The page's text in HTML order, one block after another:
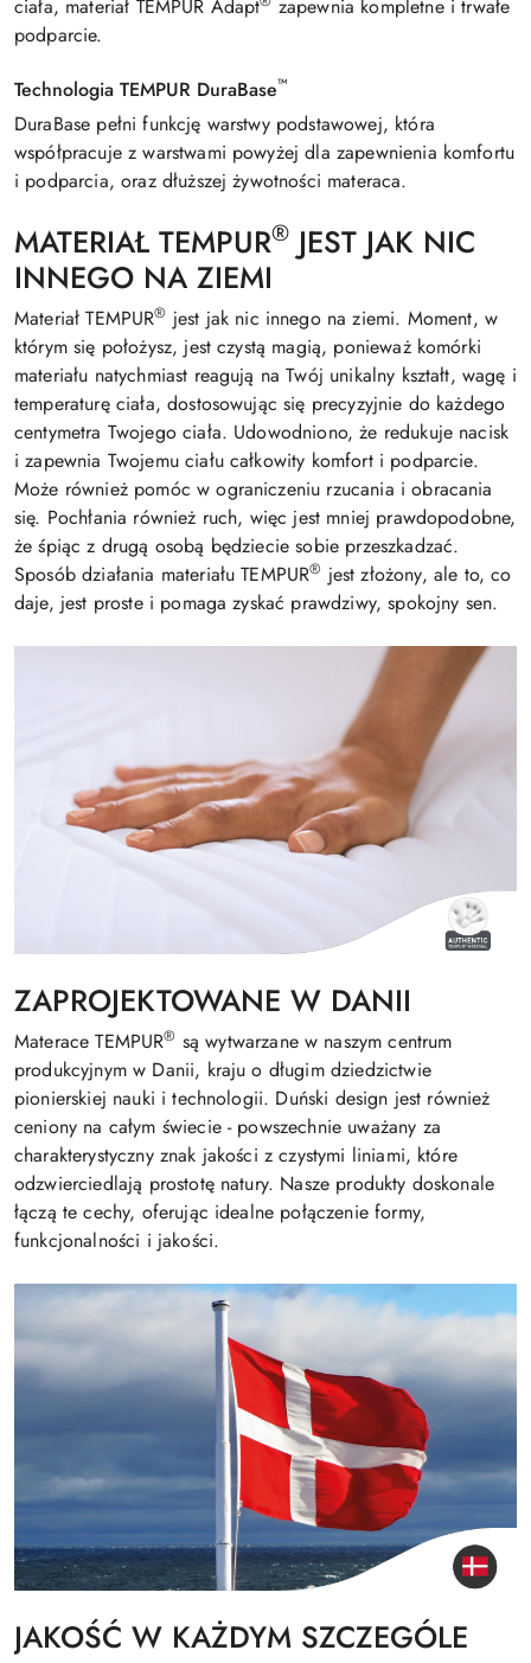
ciała, materiał TEMPUR Adapt
zapewnia kompletne i trwałe
podparcie.
Technologia TEMPUR DuraBase™
DuraBase pełni funkcję warstwy podstawowej, która
współpracuje z warstwami powyżej dla zapewnienia komfortu
i podparcia, oraz dłuższej żywotności materaca.
MATERIAŁ TEMPUR® JEST JAK NIC
INNEGO NA ZIEMI
Materiał TEMPUR® jest jak nic innego na ziemi. Moment, w
którym się położysz, jest czystą magią, ponieważ komórki
materiału natychmiast reagują na Twój unikalny kształt, wagę i
temperaturę ciała, dostosowując się precyzyjnie do każdego
centymetra Twojego ciała. Udowodniono, że redukuje nacisk
i zapewnia Twojemu ciału całkowity komfort i podparcie.
Może również pomóc w ograniczeniu rzucania i obracania
się. Pochłania również ruch, więc jest mniej prawdopodobne,
że śpiąc z drugą osobą będziecie sobie przeszkadzać.
Sposób działania materiału TEMPUR® jest złożony, ale to, co
daje, jest proste i pomaga zyskać prawdziwy, spokojny sen.
ZAPROJEKTOWANE W DANII
Materace TEMPUR® są wytwarzane w naszym centrum
produkcyjnym w Danii, kraju o długim dziedzictwie
pionierskiej nauki i technologii. Duński design jest również
ceniony na całym świecie - powszechnie uważany za
charakterystyczny znak jakości z czystymi liniami, które
odzwierciedlają prostotę natury. Nasze produkty doskonale
łączą te cechy, oferując idealne połączenie formy,
funkcjonalności i jakości.
JAKOŚĆ W KAŻDYM SZCZEGÓLE